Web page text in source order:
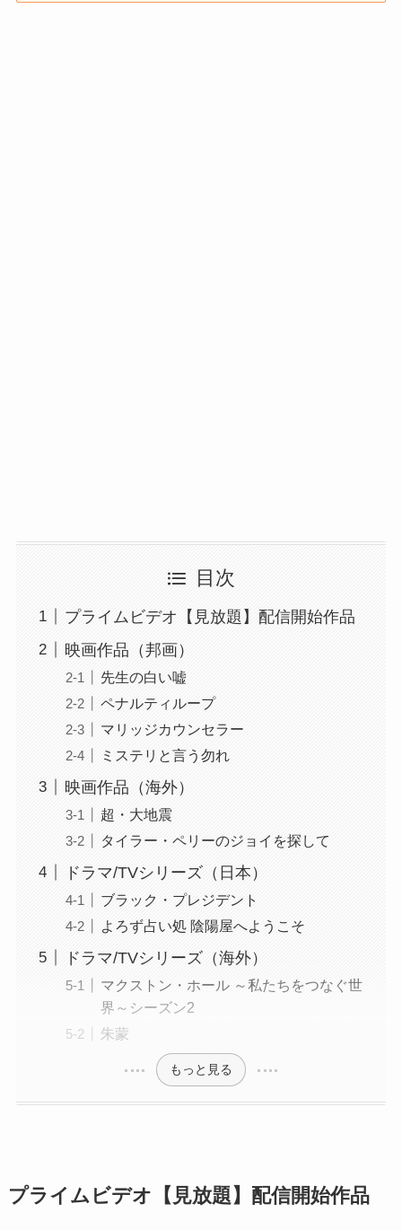
目次
プライムビデオ【見放題】配信開始作品
映画作品（邦画）
先生の白い嘘
ペナルティループ
マリッジカウンセラー
ミステリと言う勿れ
映画作品（海外）
超・大地震
タイラー・ペリーのジョイを探して
ドラマ/TVシリーズ（日本）
ブラック・プレジデント
よろず占い処 陰陽屋へようこそ
ドラマ/TVシリーズ（海外）
マクストン・ホール ～私たちをつなぐ世
界～シーズン2
朱蒙
もっと見る
プライムビデオ【見放題】配信開始作品